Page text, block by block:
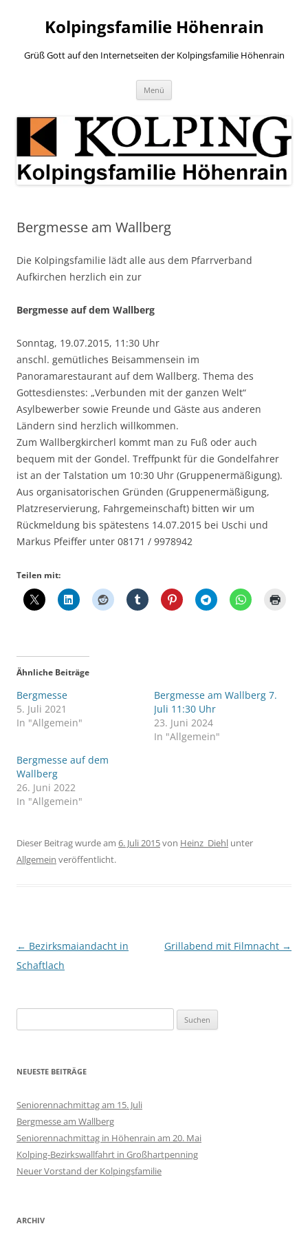
springenKolpingsfamilie Höhenrain
Grüß Gott auf den Internetseiten der Kolpingsfamilie Höhenrain
Menü
Bergmesse am Wallberg
Die Kolpingsfamilie lädt alle aus dem Pfarrverband
Aufkirchen herzlich ein zur
Bergmesse auf dem Wallberg
Sonntag, 19.07.2015, 11:30 Uhr
anschl. gemütliches Beisammensein im
Panoramarestaurant auf dem Wallberg. Thema des
Gottesdienstes: „Verbunden mit der ganzen Welt“
Asylbewerber sowie Freunde und Gäste aus anderen
Ländern sind herzlich willkommen.
Zum Wallbergkircherl kommt man zu Fuß oder auch
bequem mit der Gondel. Treffpunkt für die Gondelfahrer
ist an der Talstation um 10:30 Uhr (Gruppenermäßigung).
Aus organisatorischen Gründen (Gruppenermäßigung,
Platzreservierung, Fahrgemeinschaft) bitten wir um
Rückmeldung bis spätestens 14.07.2015 bei Uschi und
Markus Pfeiffer unter 08171 / 9978942
Teilen mit:
Ähnliche Beiträge
Bergmesse
5. Juli 2021
In "Allgemein"
Bergmesse am Wallberg 7.
Juli 11:30 Uhr
23. Juni 2024
In "Allgemein"
Bergmesse auf dem
Wallberg
26. Juni 2022
In "Allgemein"
Dieser Beitrag wurde am 6. Juli 2015von Heinz_Diehl unter
Allgemein veröffentlicht.
Beitragsnavigation
← Bezirksmaiandacht in
Schaftlach
Grillabend mit Filmnacht →
nach:
NEUESTE BEITRÄGE
Seniorennachmittag am 15. Juli
Bergmesse am Wallberg
Seniorennachmittag in Höhenrain am 20. Mai
Kolping-Bezirkswallfahrt in Großhartpenning
Neuer Vorstand der Kolpingsfamilie
ARCHIV